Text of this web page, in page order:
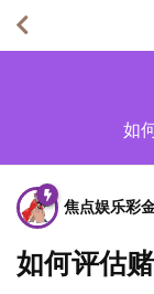
如
焦点娱乐彩
如何评估